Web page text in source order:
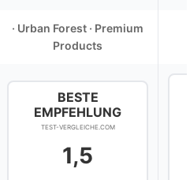
· Urban Forest · Premium
Products
BESTE
EMPFEHLUNG
TEST-VERGLEICHE.COM
1,5